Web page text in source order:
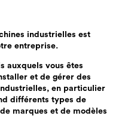
industrielles est
entreprise.
auxquels vous êtes
et de gérer des
en particulier
différents types de
marques et de modèles